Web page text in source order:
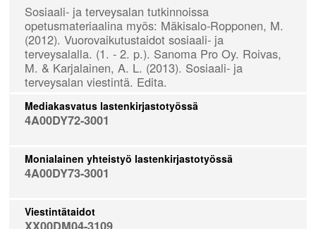
Sosiaali- ja terveysalan tutkinnoissa
opetusmateriaalina myös: Mäkisalo-Ropponen, M.
(2012). Vuorovaikutustaidot sosiaali- ja
terveysalalla. (1. - 2. p.). Sanoma Pro Oy. Roivas,
M. & Karjalainen, A. L. (2013). Sosiaali- ja
terveysalan viestintä. Edita.
Mediakasvatus lastenkirjastotyössä
4A00DY72-3001
Monialainen yhteistyö lastenkirjastotyössä
4A00DY73-3001
Viestintätaidot
XX00DM04-3109